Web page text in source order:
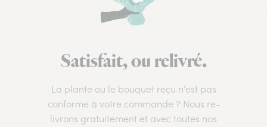
Satisfait, ou relivré.
La plante ou le bouquet reçu n’est pas
conforme à votre commande ? Nous re-
livrons gratuitement et avec toutes nos